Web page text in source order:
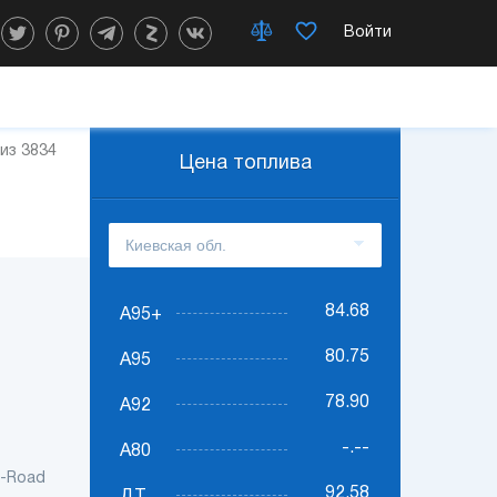
Войти
3834
Road
Цена топлива
А95+ 84.68
А95 80.75
А92 78.90
А80 -.--
92.58